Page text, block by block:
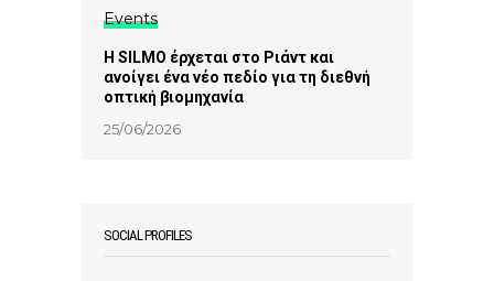
Events
Η SILMO έρχεται στο Ριάντ και
ανοίγει ένα νέο πεδίο για τη διεθνή
οπτική βιομηχανία
25/06/2026
SOCIAL PROFILES